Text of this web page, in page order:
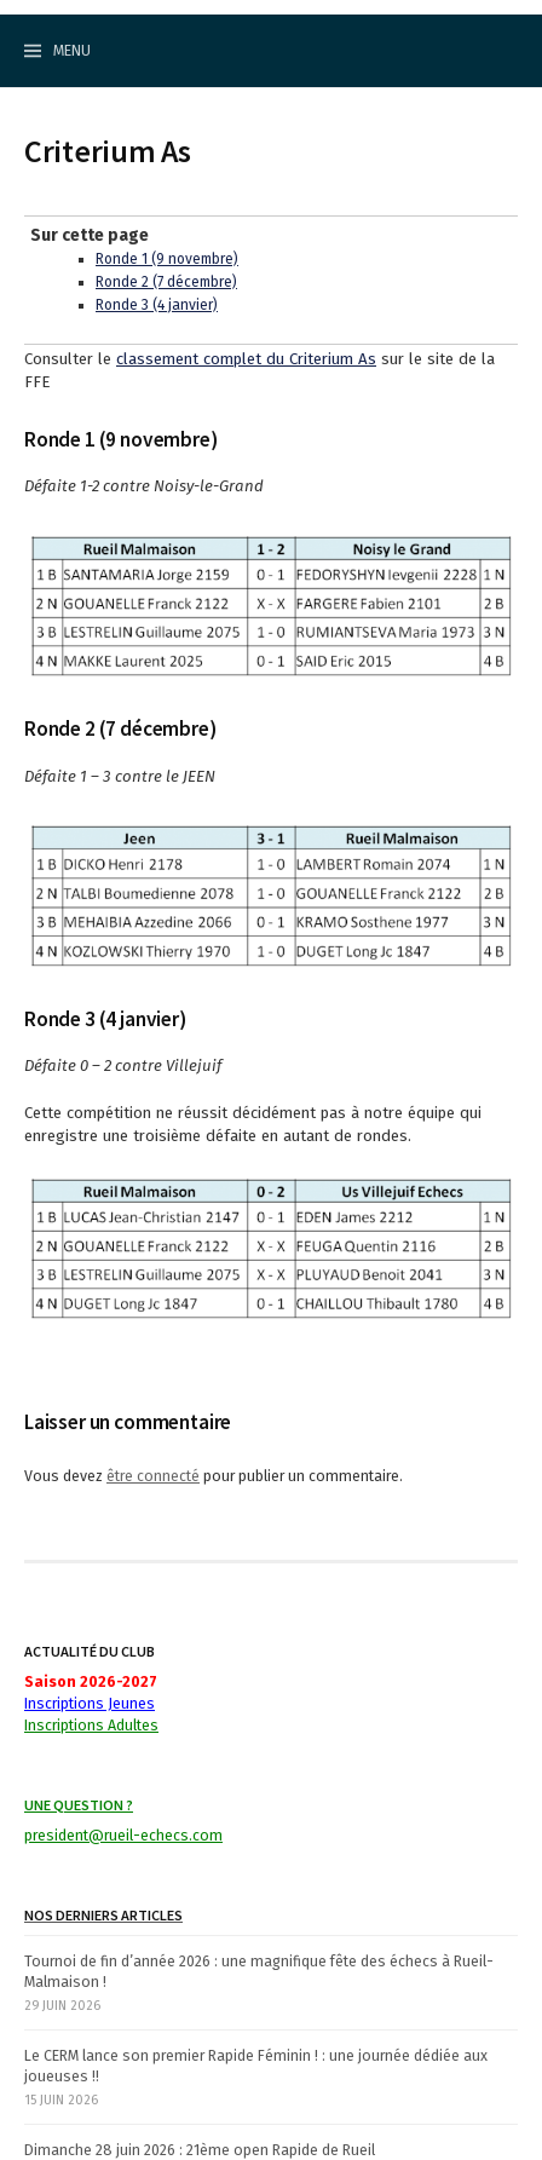
S
MENU
Criterium As
Sur cette page
Ronde 1 (9 novembre)
Ronde 2 (7 décembre)
Ronde 3 (4 janvier)
Consulter le classement complet du Criterium As sur le site de la
FFE
Ronde 1 (9 novembre)
Défaite 1-2 contre Noisy-le-Grand
Ronde 2 (7 décembre)
Défaite 1 – 3 contre le JEEN
Ronde 3 (4 janvier)
Défaite 0 – 2 contre Villejuif
Cette compétition ne réussit décidément pas à notre équipe qui
enregistre une troisième défaite en autant de rondes.
Laisser un commentaire
Vous devez être connecté pour publier un commentaire.
ACTUALITÉ DU CLUB
Saison 2026-2027
Inscriptions Jeunes
Inscriptions Adultes
UNE QUESTION ?
president@rueil-echecs.com
NOS DERNIERS ARTICLES
Tournoi de fin d’année 2026 : une magnifique fête des échecs à Rueil-
Malmaison !
29 JUIN 2026
Le CERM lance son premier Rapide Féminin ! : une journée dédiée aux
joueuses !!
15 JUIN 2026
Dimanche 28 juin 2026 : 21ème open Rapide de Rueil